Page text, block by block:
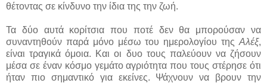
θέτοντας σε κίνδυνο την ίδια της την ζωή.
Τα δύο αυτά κορίτσια που ποτέ δεν θα μπορούσαν να
συναντηθούν παρά μόνο μέσω του ημερολογίου της Αλέξ,
είναι τραγικά όμοια. Και οι δυο τους παλεύουν να ζήσουν
μέσα σε έναν κόσμο γεμάτο αγριότητα που τους στέρησε ότι
ήταν πιο σημαντικό για εκείνες. Ψάχνουν να βρουν την